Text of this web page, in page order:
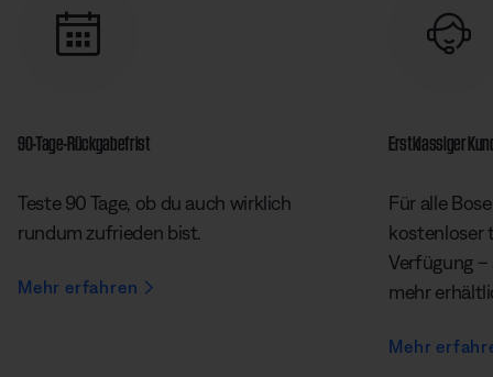
90-Tage-Rückgabefrist
Teste 90 Tage, ob du auch wirklich
rundum zufrieden bist.
Mehr erfahren
Erstklassiger
Für alle
kostenloser
Verfügung
mehr
Mehr